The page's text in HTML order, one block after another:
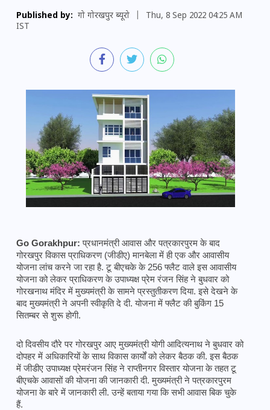
Published by: गो गोरखपुर ब्यूरो
Thu, 8 Sep 2022 04:25 AM
IST
Go Gorakhpur: प्रधानमंत्री आवास और पत्रकारपुरम के बाद
गोरखपुर विकास प्राधिकरण (जीडीए) मानबेला में ही एक और आवासीय
योजना लांच करने जा रहा है. टू बीएचके के 256 फ्लैट वाले इस आवासीय
योजना को लेकर प्राधिकरण के उपाध्यक्ष प्रेम रंजन सिंह ने बुधवार को
गोरखनाथ मंदिर में मुख्यमंत्री के सामने प्रस्तुतीकरण दिया. इसे देखने के
बाद मुख्यमंत्री ने अपनी स्वीकृति दे दी. योजना में फ्लैट की बुकिंग 15
सितम्बर से शुरू होगी.
दो दिवसीय दौरे पर गोरखपुर आए मुख्यमंत्री योगी आदित्यनाथ ने बुधवार को
दोपहर में अधिकारियों के साथ विकास कार्यों को लेकर बैठक की. इस बैठक
में जीडीए उपाध्यक्ष प्रेमरंजन सिंह ने राप्तीनगर विस्तार योजना के तहत टू
बीएचके आवासों की योजना की जानकारी दी. मुख्यमंत्री ने पत्रकारपुरम
योजना के बारे में जानकारी ली. उन्हें बताया गया कि सभी आवास बिक चुके
हैं.